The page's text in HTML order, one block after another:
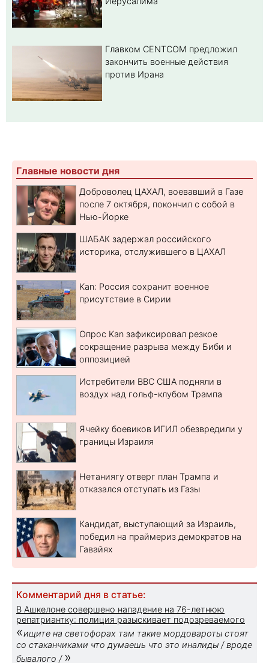
Главком CENTCOM предложил
закончить военные действия
против Ирана
Главные новости дня
Доброволец ЦАХАЛ, воевавший в Газе
после 7 октября, покончил с собой в
Нью-Йорке
ШАБАК задержал российского
историка, отслужившего в ЦАХАЛ
Kan: Россия сохранит военное
присутствие в Сирии
Опрос Kan зафиксировал резкое
сокращение разрыва между Биби и
оппозицией
Истребители ВВС США подняли в
воздух над гольф-клубом Трампа
Ячейку боевиков ИГИЛ обезвредили у
границы Израиля
Нетаниягу отверг план Трампа и
отказался отступать из Газы
Кандидат, выступающий за Израиль,
победил на праймериз демократов на
Гавайях
Комментарий дня в статье:
В Ашкелоне совершено нападение на 76-летнюю
репатриантку: полиция разыскивает подозреваемого
«ищите на светофорах там такие мордовароты стоят
со стаканчиками что думаешь что это иналиды / вроде
бывалого / »